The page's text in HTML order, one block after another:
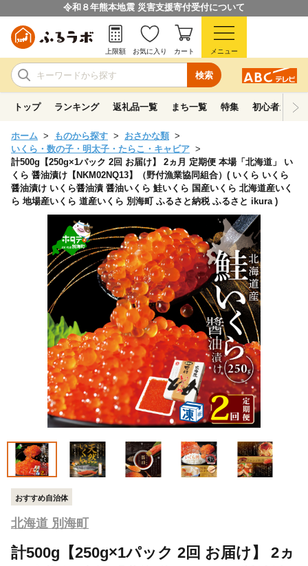
令和８年熊本地震 災害支援寄付受付について
検索
上限額 お気に入り カート メニュー
トップ ランキング 返礼品一覧 まち一覧 特集 初心者ガイド
ホーム ものから探す
おさかな類
いくら・数の子・明太子・たらこ・キャビア
計500g【250g×1パック 2回 お届け】 2ヵ月 定期便 本場「北海道」 い
くら 醤油漬け【NKM02NQ13】（野付漁業協同組合）( いくら いくら
醤油漬け いくら醤油漬 醤油いくら 鮭いくら 国産いくら 北海道産いく
ら 地場産いくら 道産いくら 別海町 ふるさと納税 ふるさと ikura )
おすすめ自治体
北海道 別海町
計500g【250g×1パック 2回 お届け】 2ヵ